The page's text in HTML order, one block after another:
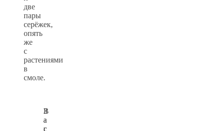
две
пары
серёжек,
опять
же
с
растениями
в
смоле.
З
а
г
В
а
с